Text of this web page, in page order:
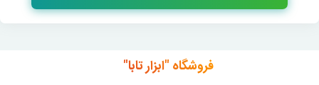
فروشگاه "ابزار تابا"